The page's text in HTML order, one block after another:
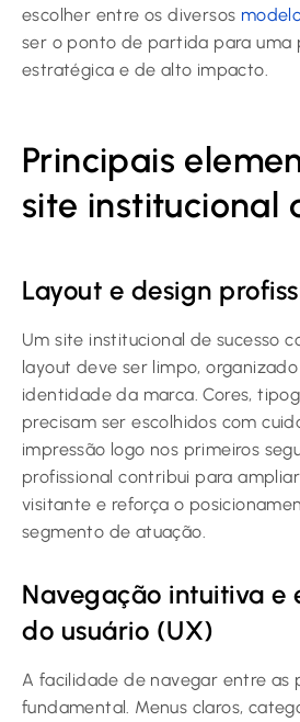
escolher entre os diversos
ser o ponto de partida para uma
estratégica e de alto impacto.
Principais
site institucional
Layout e design
Um site institucional de sucesso
layout deve ser limpo,
identidade da marca. Cores,
precisam ser escolhidos com
impressão logo nos primeiros
profissional contribui para
visitante e reforça o
segmento de atuação.
Navegação intuitiva e
do usuário (UX)
A facilidade de navegar entre as
fundamental. Menus claros,